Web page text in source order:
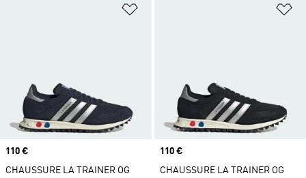
Ajouter à la Liste de produits
Prix
110 €
CHAUSSURE LA TRAINER OG
Prix
110 €
CHAUSSURE LA TRAINER OG